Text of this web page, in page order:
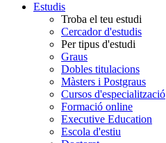
Estudis
Troba el teu estudi
Cercador d'estudis
Per tipus d'estudi
Graus
Dobles titulacions
Màsters i Postgraus
Cursos d'especialització
Formació online
Executive Education
Escola d'estiu